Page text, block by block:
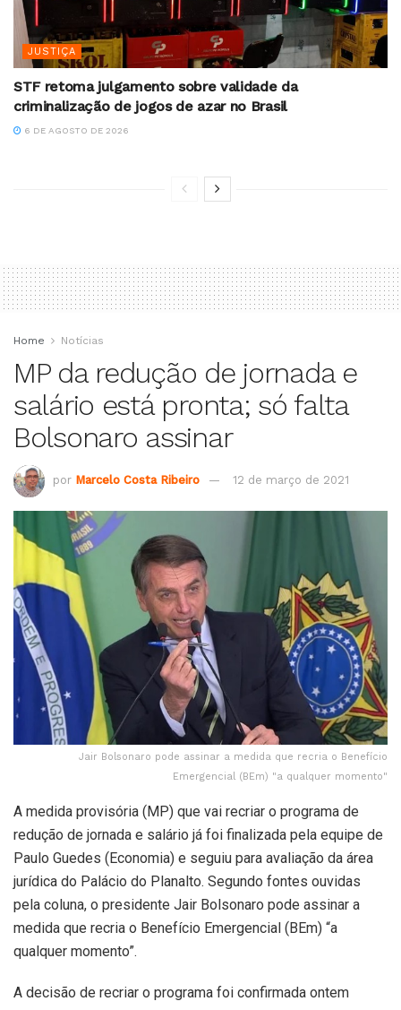
JUSTIÇA
STF retoma julgamento sobre validade da
criminalização de jogos de azar no Brasil
6 DE AGOSTO DE 2026
Home Notícias
MP da redução de jornada e
salário está pronta; só falta
Bolsonaro assinar
por Marcelo Costa Ribeiro 12 de março de 2021
Jair Bolsonaro pode assinar a medida que recria o Benefício
Emergencial (BEm) "a qualquer momento"
A medida provisória (MP) que vai recriar o programa de
redução de jornada e salário já foi finalizada pela equipe de
Paulo Guedes (Economia) e seguiu para avaliação da área
jurídica do Palácio do Planalto. Segundo fontes ouvidas
pela coluna, o presidente Jair Bolsonaro pode assinar a
medida que recria o Benefício Emergencial (BEm) “a
qualquer momento”.
A decisão de recriar o programa foi confirmada ontem